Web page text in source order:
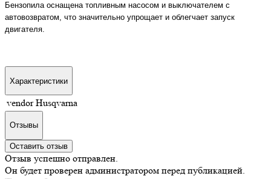
Бензопила оснащена топливным насосом и выключателем с
автовозвратом, что значительно упрощает и облегчает запуск
двигателя.
Характеристики
vendor Husqvarna
Отзывы
Оставить отзыв
Отзыв успешно отправлен.
Он будет проверен администратором перед публикацией.